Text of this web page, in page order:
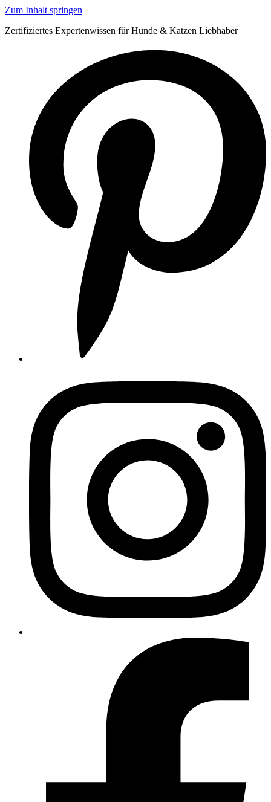
Zum Inhalt springen
Zertifiziertes Expertenwissen für Hunde & Katzen Liebhaber